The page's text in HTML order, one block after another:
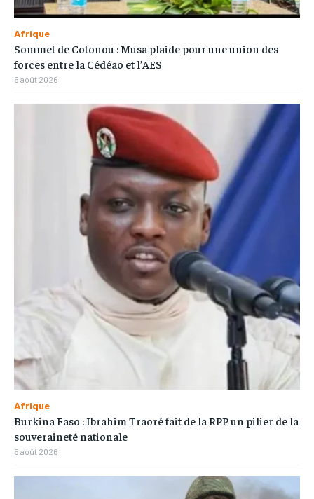
Afrique
Sommet de Cotonou : Musa plaide pour une union des
forces entre la Cédéao et l’AES
6 août 2026
Afrique
Burkina Faso : Ibrahim Traoré fait de la RPP un pilier de la
souveraineté nationale
5 août 2026